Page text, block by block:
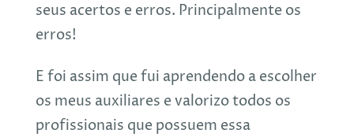
seus acertos e erros. Principalmente os
erros!
E foi assim que fui aprendendo a escolher
os meus auxiliares e valorizo todos os
profissionais que possuem essa